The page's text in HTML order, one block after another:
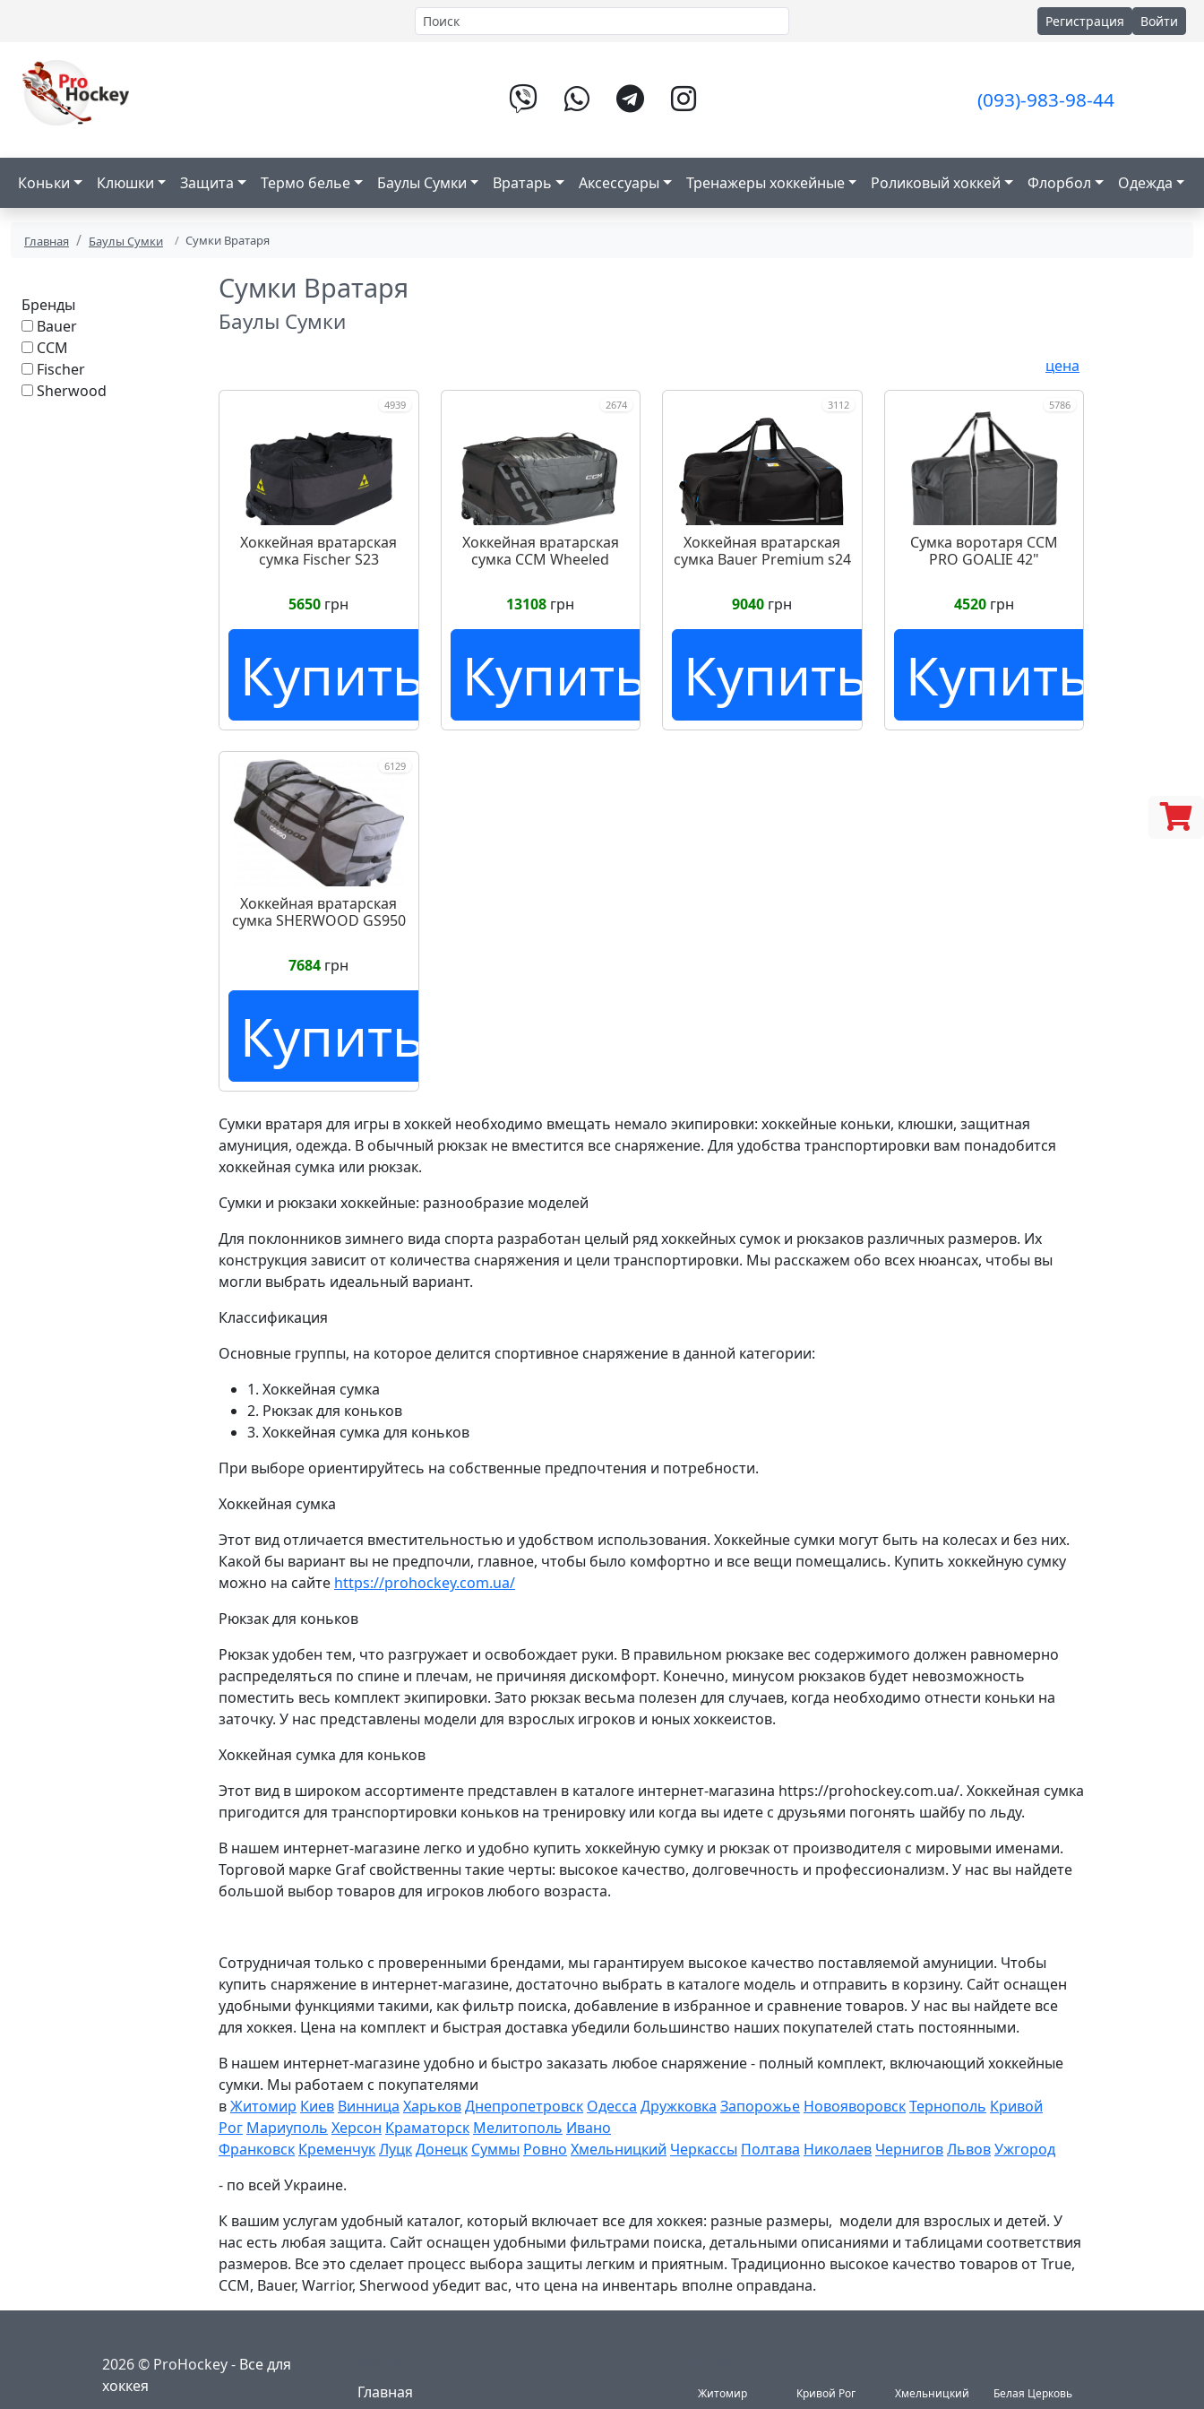
Регистрация Войти
(093)-983-98-44
Коньки Клюшки Защита Термо белье Баулы Сумки Вратарь Аксессуары Тренажеры хоккейные Роликовый хоккей Флорбол Одежда
Главная Баулы Сумки Сумки Вратаря
Бренды
Bauer
CCM
Fischer
Sherwood
Сумки Вратаря
Баулы Сумки
цена
4939
Хоккейная вратарская
сумка Fischer S23
5650 грн
Купить
2674
Хоккейная вратарская
сумка CCM Wheeled
13108 грн
Купить
3112
Хоккейная вратарская
сумка Bauer Premium s24
9040 грн
Купить
5786
Сумка воротаря CCM
PRO GOALIE 42"
4520грн
Купить
6129
Хоккейная вратарская
сумка SHERWOOD GS950
7684 грн
Купить
Сумки вратаря для игры в хоккей необходимо вмещать немало экипировки: хоккейные коньки, клюшки, защитная
амуниция, одежда. В обычный рюкзак не вместится все снаряжение. Для удобства транспортировки вам понадобится
хоккейная сумка или рюкзак.
Сумки и рюкзаки хоккейные: разнообразие моделей
Для поклонников зимнего вида спорта разработан целый ряд хоккейных сумок и рюкзаков различных размеров. Их
конструкция зависит от количества снаряжения и цели транспортировки. Мы расскажем обо всех нюансах, чтобы вы
могли выбрать идеальный вариант.
Классификация
Основные группы, на которое делится спортивное снаряжение в данной категории:
1. Хоккейная сумка
2. Рюкзак для коньков
3. Хоккейная сумка для коньков
При выборе ориентируйтесь на собственные предпочтения и потребности.
Хоккейная сумка
Этот вид отличается вместительностью и удобством использования. Хоккейные сумки могут быть на колесах и без них.
Какой бы вариант вы не предпочли, главное, чтобы было комфортно и все вещи помещались. Купить хоккейную сумку
можно на сайте https://prohockey.com.ua/
Рюкзак для коньков
Рюкзак удобен тем, что разгружает и освобождает руки. В правильном рюкзаке вес содержимого должен равномерно
распределяться по спине и плечам, не причиняя дискомфорт. Конечно, минусом рюкзаков будет невозможность
поместить весь комплект экипировки. Зато рюкзак весьма полезен для случаев, когда необходимо отнести коньки на
заточку. У нас представлены модели для взрослых игроков и юных хоккеистов.
Хоккейная сумка для коньков
Этот вид в широком ассортименте представлен в каталоге интернет-магазина https://prohockey.com.ua/. Хоккейная сумка
пригодится для транспортировки коньков на тренировку или когда вы идете с друзьями погонять шайбу по льду.
В нашем интернет-магазине легко и удобно купить хоккейную сумку и рюкзак от производителя с мировыми именами.
Торговой марке Graf свойственны такие черты: высокое качество, долговечность и профессионализм. У нас вы найдете
большой выбор товаров для игроков любого возраста.
Сотрудничая только с проверенными брендами, мы гарантируем высокое качество поставляемой амуниции. Чтобы
купить снаряжение в интернет-магазине, достаточно выбрать в каталоге модель и отправить в корзину. Сайт оснащен
удобными функциями такими, как фильтр поиска, добавление в избранное и сравнение товаров. У нас вы найдете все
для хоккея. Цена на комплект и быстрая доставка убедили большинство наших покупателей стать постоянными.
В нашем интернет-магазине удобно и быстро заказать любое снаряжение - полный комплект, включающий хоккейные
сумки. Мы работаем с покупателями
вЖитомир Киев Винница ХарьковДнепропетровск Одесса Дружковка Запорожье НовояворовскТернополь Кривой
Рог Мариуполь Херсон Краматорск Мелитополь Ивано
Франковск КременчукЛуцкДонецк Суммы Ровно Хмельницкий Черкассы Полтава Николаев ЧерниговЛьвовУжгород
- по всей Украине.
К вашим услугам удобный каталог, который включает все для хоккея: разные размеры, модели для взрослых и детей. У
нас есть любая защита. Сайт оснащен удобными фильтрами поиска, детальными описаниями и таблицами соответствия
размеров. Все это сделает процесс выбора защиты легким и приятным. Традиционно высокое качество товаров от True,
CCM, Bauer, Warrior, Sherwood убедит вас, что цена на инвентарь вполне оправдана.
2026 © ProHockey - Все для
хоккея
Главная
Житомир Кривой Рог Хмельницкий Белая Церковь